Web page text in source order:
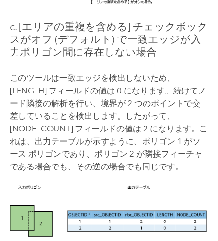
c. [エリアの重複を含める] チェックボック
スがオフ (デフォルト) で一致エッジが入
力ポリゴン間に存在しない場合
このツールは一致エッジを検出しないため、
[LENGTH] フィールドの値は 0 になります。続けてノ
ード隣接の解析を行い、境界が 2 つのポイントで交
差していることを検出します。したがって、
[NODE_COUNT] フィールドの値は 2 になります。こ
れは、出力テーブルが示すように、ポリゴン 1 がソ
ース ポリゴンであり、ポリゴン 2 が隣接フィーチャ
である場合でも、その逆の場合でも同じです。